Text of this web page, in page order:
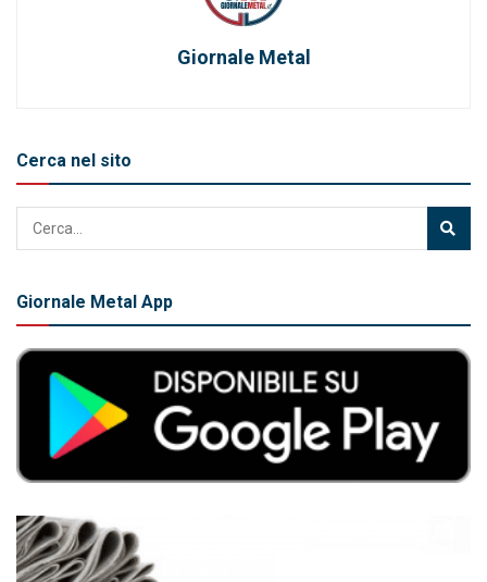
Giornale Metal
Cerca nel sito
Giornale Metal App